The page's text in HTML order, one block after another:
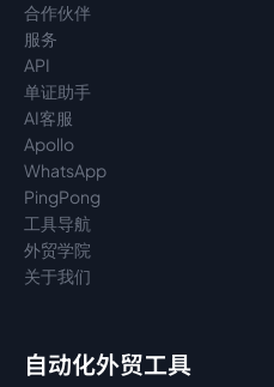
合作伙伴
服务
API
单证助手
AI客服
Apollo
WhatsApp
PingPong
工具导航
外贸学院
关于我们
自动化外贸工具